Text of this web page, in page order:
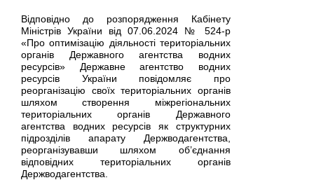
Відповідно до розпорядження Кабінету
Міністрів України від 07.06.2024 № 524-р
«Про оптимізацію діяльності територіальних
органів Державного агентства водних
ресурсів» Державне агентство водних
ресурсів України повідомляє про
реорганізацію своїх територіальних органів
шляхом створення міжрегіональних
територіальних органів Державного
агентства водних ресурсів як структурних
підрозділів апарату Держводагентства,
реорганізувавши шляхом об’єднання
відповідних територіальних органів
Держводагентства.